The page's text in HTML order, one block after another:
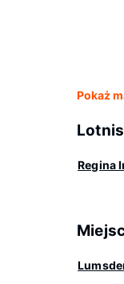
Pokaż
Regina